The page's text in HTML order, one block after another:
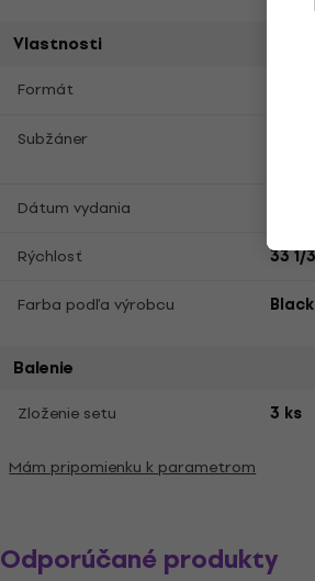
Vlastnosti
Formát
Subžáner
Dátum vydania
Rýchlosť
33 1/
Farba podľa výrobcu
Black
Balenie
Zloženie setu 3 ks
Mám pripomienku k parametrom
Odporúčané produkty